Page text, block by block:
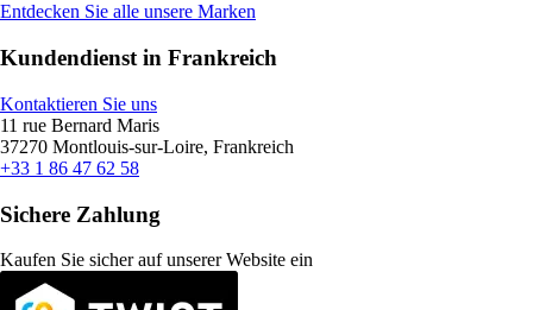
Entdecken Sie alle unsere Marken
Kundendienst in Frankreich
Kontaktieren Sie uns
11 rue Bernard Maris
37270 Montlouis-sur-Loire, Frankreich
+33 1 86 47 62 58
Sichere Zahlung
Kaufen Sie sicher auf unserer Website ein